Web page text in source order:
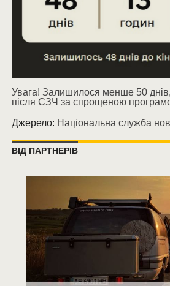
Увага! Залишилося менше 50
після СЗЧ за спрощеною
Джерело: Національна служба
ВІД ПАРТНЕРІВ